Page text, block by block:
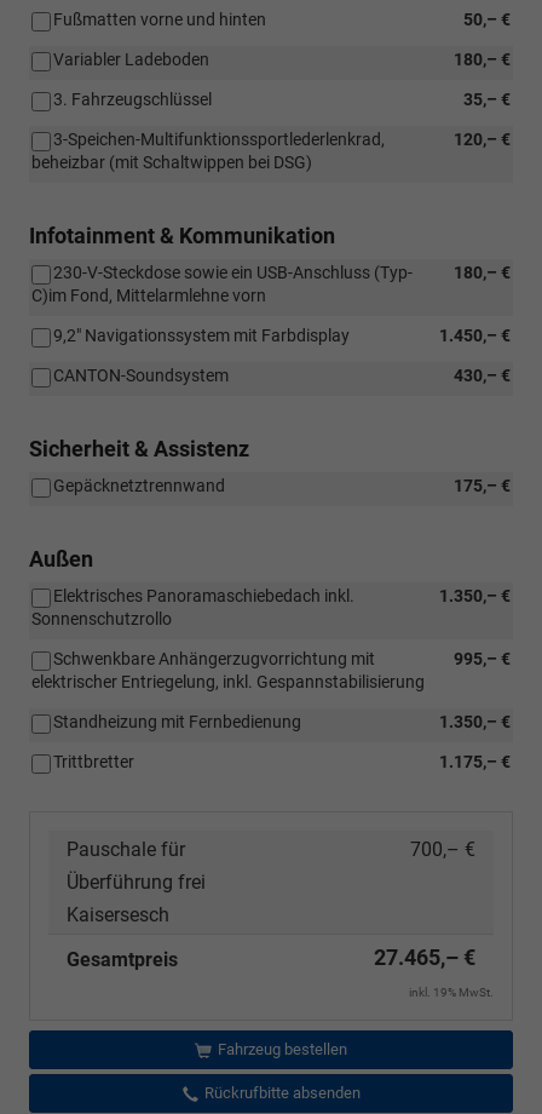
50,– €
Fußmatten vorne und hinten
180,– €
Variabler Ladeboden
35,– €
3. Fahrzeugschlüssel
120,– €
3-Speichen-Multifunktionssportlederlenkrad,
beheizbar (mit Schaltwippen bei DSG)
Infotainment & Kommunikation
180,– €
230-V-Steckdose sowie ein USB-Anschluss (Typ-
C)im Fond, Mittelarmlehne vorn
1.450,– €
9,2" Navigationssystem mit Farbdisplay
430,– €
CANTON-Soundsystem
Sicherheit & Assistenz
175,– €
Gepäcknetztrennwand
Außen
1.350,– €
Elektrisches Panoramaschiebedach inkl.
Sonnenschutzrollo
995,– €
Schwenkbare Anhängerzugvorrichtung mit
elektrischer Entriegelung, inkl. Gespannstabilisierung
1.350,– €
Standheizung mit Fernbedienung
1.175,– €
Trittbretter
Pauschale für
Überführung frei
Kaisersesch
700,– €
Gesamtpreis 27.465,– €
inkl. 19% MwSt.
Fahrzeug bestellen
Rückrufbitte absenden